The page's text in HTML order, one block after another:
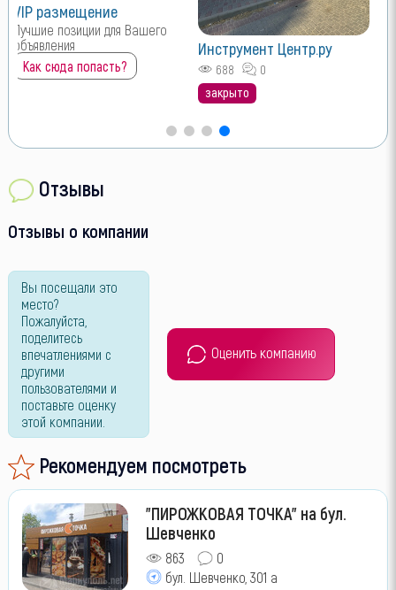
VIP размещение
Лучшие позиции для Вашего
объявления
Как сюда попасть?
Инструмент Центр.ру
688
0
закрыто
Отзывы
Отзывы о компании
Вы посещали это
место?
Пожалуйста,
поделитесь
впечатлениями с
другими
пользователями и
поставьте оценку
этой компании.
Оценить компанию
Рекомендуем посмотреть
"ПИРОЖКОВАЯ ТОЧКА" на бул.
Шевченко
863
0
бул. Шевченко, 301 а